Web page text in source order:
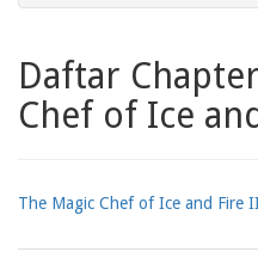
Daftar
Chef of Ice
The Magic Chef of Ice and Fire